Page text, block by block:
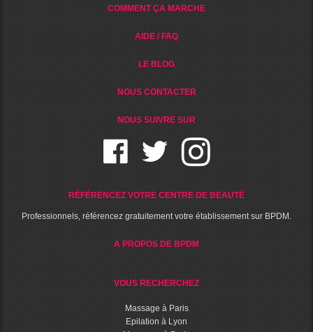
COMMENT ÇA MARCHE
AIDE / FAQ
LE BLOG
NOUS CONTACTER
NOUS SUIVRE SUR
RÉFÉRENCEZ VOTRE CENTRE DE BEAUTÉ
Professionnels, référencez gratuitement votre établissement sur BPDM.
A PROPOS DE BPDM
VOUS RECHERCHEZ
Massage à Paris
Epilation à Lyon